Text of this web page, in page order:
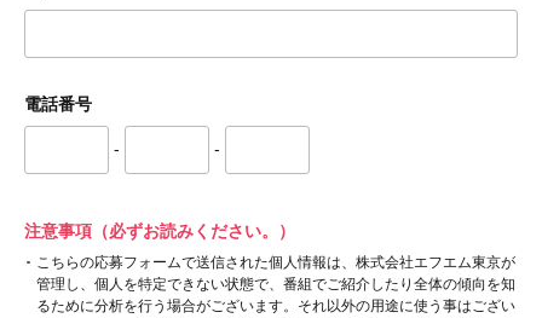
電話番号
- -
注意事項（必ずお読みください。）
こちらの応募フォームで送信された個人情報は、株式会社エフエム東京が
管理し、個人を特定できない状態で、番組でご紹介したり全体の傾向を知
るために分析を行う場合がございます。それ以外の用途に使う事はござい